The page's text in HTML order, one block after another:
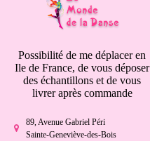
Possibilité de me déplacer en
Ile de France, de vous déposer
des échantillons et de vous
livrer après commande
89, Avenue Gabriel Péri
Sainte-Geneviève-des-Bois